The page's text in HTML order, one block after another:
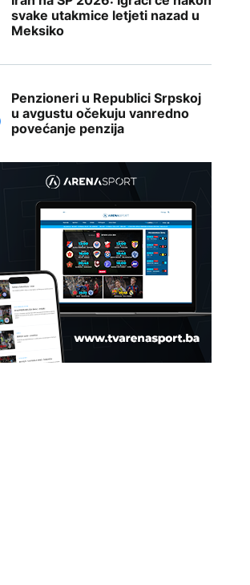
svake utakmice letjeti nazad u
Meksiko
Penzioneri u Republici Srpskoj
u avgustu očekuju vanredno
povećanje penzija